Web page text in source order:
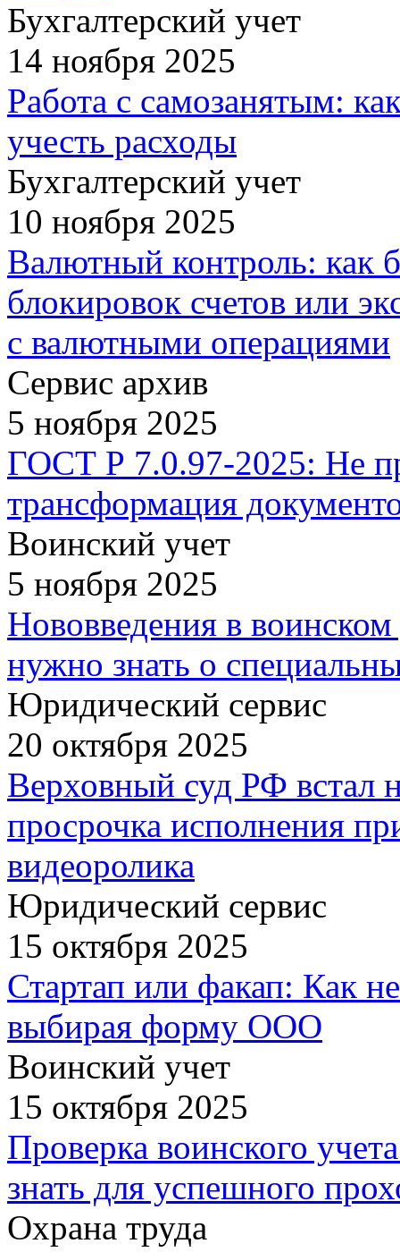
Бухгалтерский учет
14 ноября 2025
Работа с самозанятым:
учесть расходы
Бухгалтерский учет
10 ноября 2025
Валютный контроль: как
блокировок счетов или
с валютными операциями
Сервис архив
5 ноября 2025
ГОСТ Р 7.0.97-2025: Не
трансформация
Воинский учет
5 ноября 2025
Нововведения в
нужно знать о
Юридический сервис
20 октября 2025
Верховный суд РФ встал
просрочка исполнения
видеоролика
Юридический сервис
15 октября 2025
Стартап или факап: Как
выбирая форму ООО
Воинский учет
15 октября 2025
Проверка воинского
знать для успешного
Охрана труда